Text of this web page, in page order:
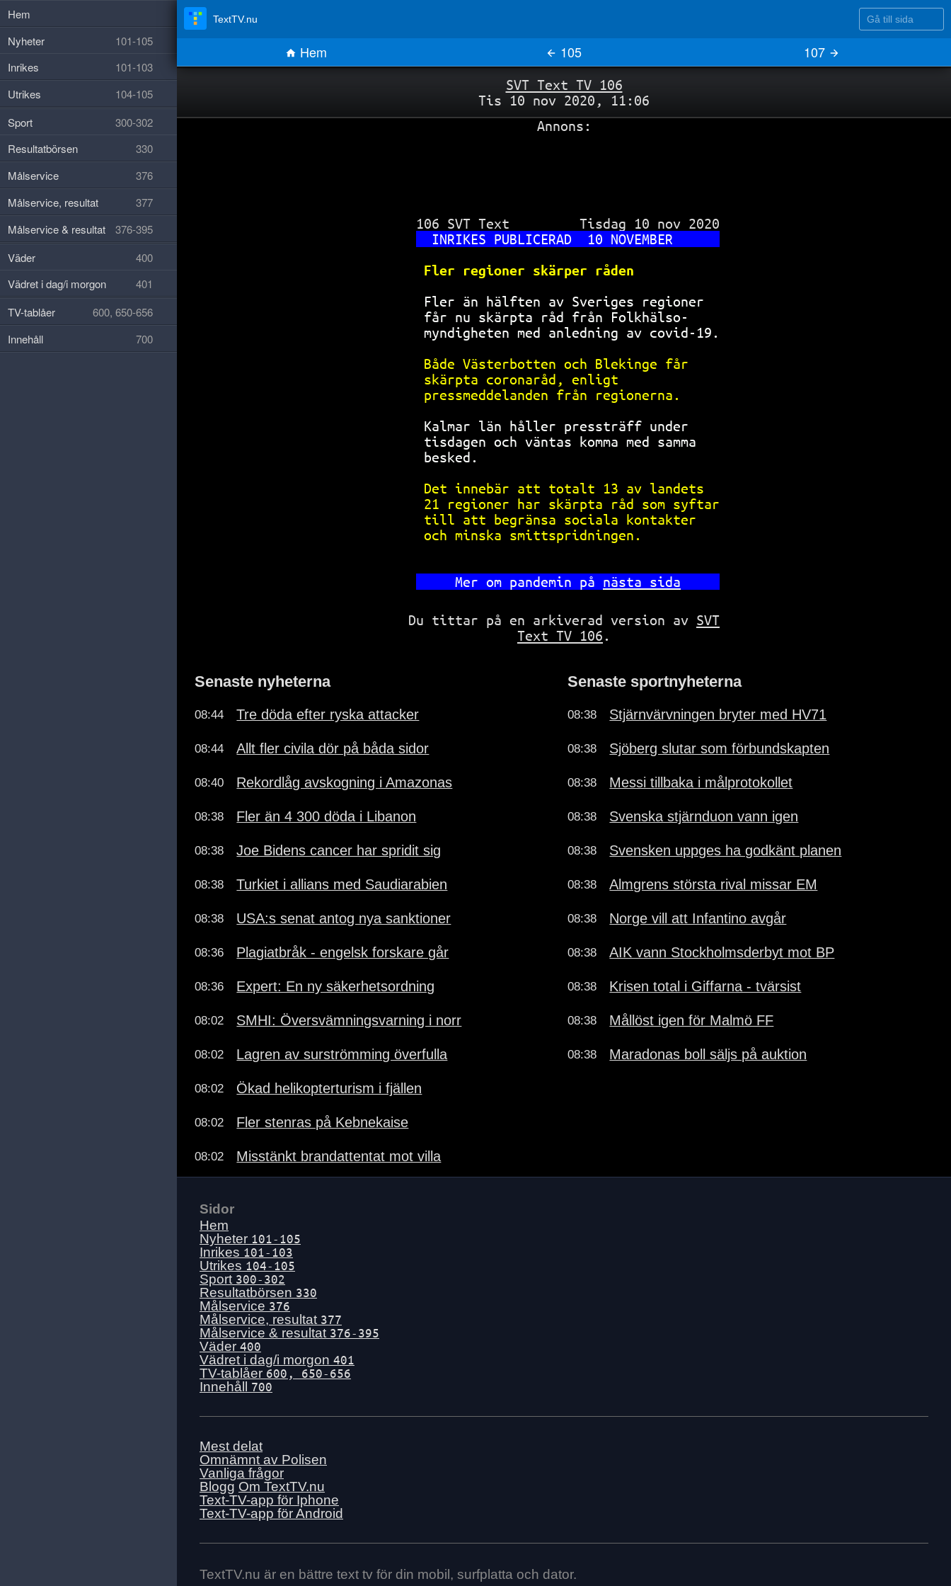
SVT Text TV 106
Tis 10 nov 2020, 11:06
Annons:
106 SVT Text         Tisdag 10 nov 2020
INRIKES PUBLICERAD  10 NOVEMBER
Fler regioner skärper råden
Fler än hälften av Sveriges regioner
får nu skärpta råd från Folkhälso-
myndigheten med anledning av covid-19.
Både Västerbotten och Blekinge får
skärpta coronaråd, enligt
pressmeddelanden från regionerna.
Kalmar län håller pressträff under
tisdagen och väntas komma med samma
besked.
Det innebär att totalt 13 av landets
21 regioner har skärpta råd som syftar
till att begränsa sociala kontakter
och minska smittspridningen.
   Mer om pandemin på
nästa sida
Du tittar på en arkiverad version av SVT
Text TV 106 .
Senaste nyheterna
08:44 Tre döda efter ryska attacker
08:44 Allt fler civila dör på båda sidor
08:40 Rekordlåg avskogning i Amazonas
08:38 Fler än 4 300 döda i Libanon
08:38 Joe Bidens cancer har spridit sig
08:38 Turkiet i allians med Saudiarabien
08:38 USA:s senat antog nya sanktioner
08:36 Plagiatbråk - engelsk forskare går
08:36 Expert: En ny säkerhetsordning
08:02 SMHI: Översvämningsvarning i norr
08:02 Lagren av surströmming överfulla
08:02 Ökad helikopterturism i fjällen
08:02 Fler stenras på Kebnekaise
08:02 Misstänkt brandattentat mot villa
Senaste sportnyheterna
08:38 Stjärnvärvningen bryter med HV71
08:38 Sjöberg slutar som förbundskapten
08:38 Messi tillbaka i målprotokollet
08:38 Svenska stjärnduon vann igen
08:38 Svensken uppges ha godkänt planen
08:38 Almgrens största rival missar EM
08:38 Norge vill att Infantino avgår
08:38 AIK vann Stockholmsderbyt mot BP
08:38 Krisen total i Giffarna - tvärsist
08:38 Mållöst igen för Malmö FF
08:38 Maradonas boll säljs på auktion
TextTV.nu Gå till sida
Hem 105 107
Sidor
Hem
Nyheter 101-105
Inrikes 101-103
Utrikes 104-105
Sport 300-302
Resultatbörsen 330
Målservice 376
Målservice, resultat 377
Målservice & resultat 376-395
Väder 400
Vädret i dag/i morgon 401
TV-tablåer 600, 650-656
Innehåll 700
Mest delat
Omnämnt av Polisen
Vanliga frågor
Blogg Om TextTV.nu
Text-TV-app för Iphone
Text-TV-app för Android
TextTV.nu är en bättre text tv för din mobil, surfplatta och dator.
Hem
Nyheter
101-105
Inrikes
101-103
Utrikes
104-105
Sport
300-302
Resultatbörsen
330
Målservice
376
Målservice, resultat
377
Målservice & resultat
376-395
Väder
400
Vädret i dag/i morgon
401
TV-tablåer
600, 650-656
Innehåll
700